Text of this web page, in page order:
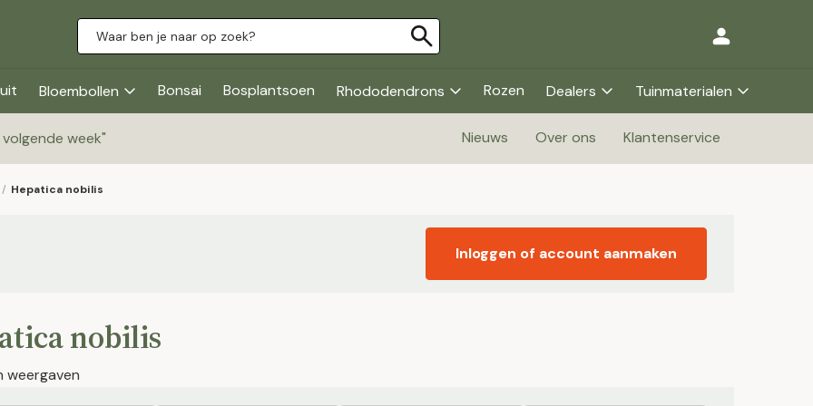
Bloembollen Bonsai Bosplantsoen Rhododendrons Rozen Dealers Tuinmaterialen
week" Nieuws Over ons Klantenservice
/ Hepatica nobilis
Inloggen of account aanmaken
nobilis
weergaven